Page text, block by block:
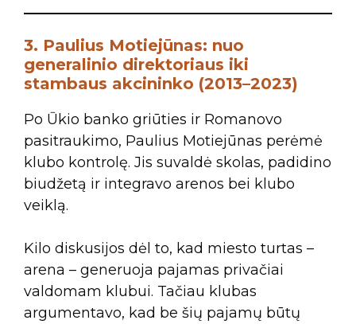
3. Paulius Motiejūnas: nuo
generalinio direktoriaus iki
stambaus akcininko (2013–2023)
Po Ūkio banko griūties ir Romanovo
pasitraukimo, Paulius Motiejūnas perėmė
klubo kontrolę. Jis suvaldė skolas, padidino
biudžetą ir integravo arenos bei klubo
veiklą.
Kilo diskusijos dėl to, kad miesto turtas –
arena – generuoja pajamas privačiai
valdomam klubui. Tačiau klubas
argumentavo, kad be šių pajamų būtų